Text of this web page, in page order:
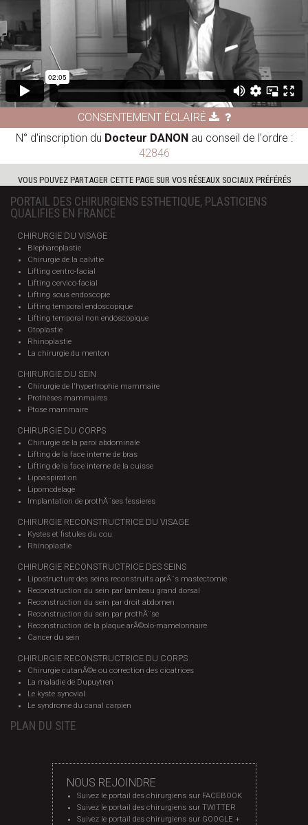
CONSENTEMENT ÉCLAIRÉ
N° d'inscription du Docteur DANONau conseil de l'ordre :
42846
VOUS POUVEZ PARTAGER CETTE PAGE SUR VOS RÉSEAUX SOCIAUX PRÉFÉRÉS
PORTAIL DES CHIRURGIENS ESTHETIQUE, PLASTICIENS
QUALIFIES EN FRANCE
CHIRURGIE DU VISAGE
Blepharoplastie
Chirurgie de la calvitie
Lifting centro-facial
Lifting cervico-facial
Lifting sous endoscopie
Lifting temporal endoscopique
Lifting temporal non endoscopique
Otoplastie
Rhinoplastie
La chirurgie du menton
CHIRURGIE DU SEIN
Chirurgie de l'hypertrophie mammaire
Prothèses mammaires
Ptose mammaire
CHIRURGIE DU CORPS
Chirurgie de la paroi abdominale
Lifting de la face interne de bras
Lifting de la face interne de la cuisse
Lipoaspiration
Lipomodelage
Implantation de prothÃ¨ses fessieres
CHIRURGIE RECONSTRUCTRICE DU VISAGE
Kystes et fistules du cou
Rhinoplastie
CHIRURGIE RECONSTRUCTRICE DES SEINS
Lipostructure des seins reconstruits aprÃ¨s mastectomie
Reconstruction du sein par lambeau grand dorsal
Reconstruction du sein par droit abdomen
Reconstruction du sein par prothÃ¨se
Reconstruction de la plaque arÃ©olo-mamelonnaire
Cancer du sein
CHIRURGIE RECONSTRUCTRICE DU CORPS
Chirurgie cutanÃ©e ou correction des cicatrices
La maladie de Dupuytren
Le kyste synovial
Le syndrome du canal carpien
PLAN DU SITE
NOUS REJOINDRE
Suivez le portail des chirurgiens sur FACEBOOK
Suivez le portail des chirurgiens sur TWITTER
Suivez le portail des chirurgiens sur GOOGLE +